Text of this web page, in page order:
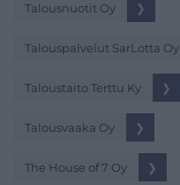
Talousnuotit Oy ❯
Talouspalvelut SarLotta Oy
Taloustaito Terttu Ky ❯
Talousvaaka Oy ❯
The House of 7 Oy ❯